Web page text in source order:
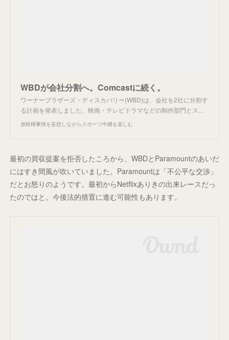
WBDが会社分割へ。Comcastに続く。
ワーナーブラザーズ・ディスカバリー(WBD)は、会社を2社に分割す
る計画を発表しました。映画・テレビドラマなどの制作部門とス…
放映権事情を妄想しながらスポーツ中継を楽しむ
最初の買収提案を拒否したころから、WBDとParamountのあいだ
にはすき間風が吹いていました。Paramountは「不公平な交渉」
だとお怒りのようです。最初からNetflixありきの出来レースだっ
たのではと。今後法的措置に進む可能性もあります。